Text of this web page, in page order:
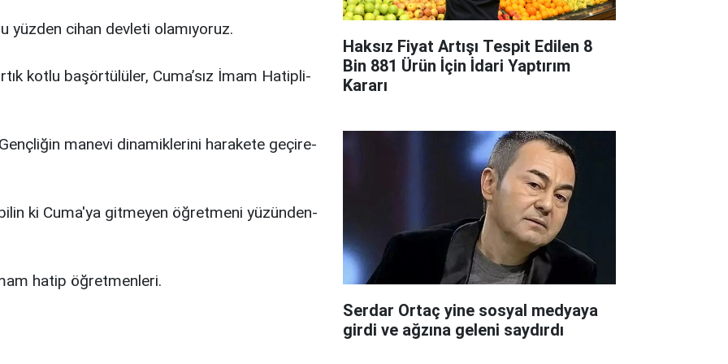
yüz­den ci­han dev­le­ti ola­mı­yo­ruz.
kot­lu ba­şör­tü­lü­ler, Cu­ma­’sız İmam Ha­tip­li­
ma­ne­vi di­na­mik­le­ri­ni ha­ra­ke­te ge­çi­re­
ki Cu­ma'ya git­me­yen öğ­ret­me­ni yü­zün­den­
ha­tip öğ­ret­men­le­ri.
Haksız Fiyat Artışı Tespit Edilen 8
Bin 881 Ürün İçin İdari Yaptırım
Kararı
Serdar Ortaç yine sosyal medyaya
girdi ve ağzına geleni saydırdı